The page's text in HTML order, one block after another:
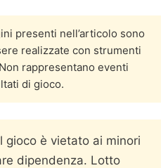
presenti nell’articolo sono
realizzate con strumenti
rappresentano eventi
di gioco.
gioco è vietato ai minori
dipendenza. Lotto